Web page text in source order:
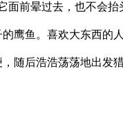
面前晕过去，也不会
鹰鱼。喜欢大东西的
随后浩浩荡荡地出发猎